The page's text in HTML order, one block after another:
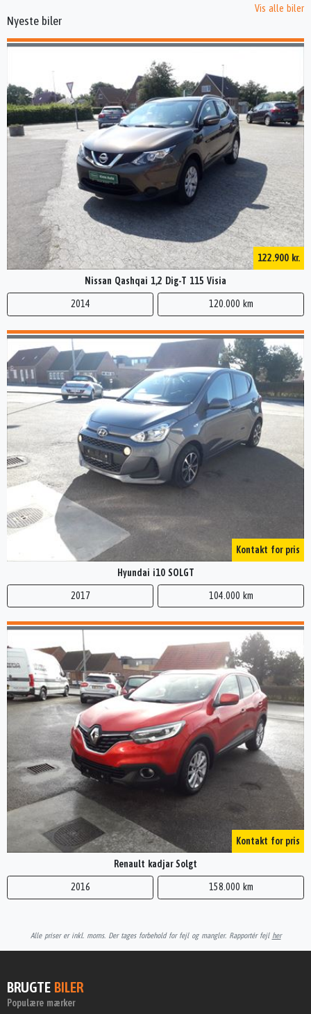
Nyeste biler
Vis alle biler
122.900 kr.
Nissan Qashqai 1,2 Dig-T 115 Visia
2014 120.000 km
Kontakt for pris
Hyundai i10 SOLGT
2017 104.000 km
Kontakt for pris
Renault kadjar Solgt
2016 158.000 km
Alle priser er inkl. moms. Der tages forbehold for fejl og mangler. Rapportér fejl her
BRUGTE BILER
Populære mærker